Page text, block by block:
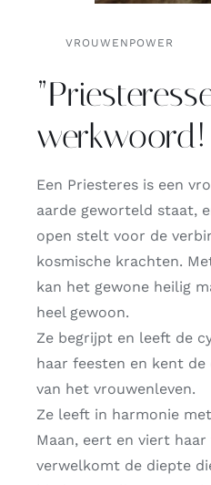
VROUWENPOWER
werkwoord!
Een Priesteres is een
aarde geworteld staat,
open stelt voor de
kosmische krachten.
kan het gewone heilig
heel gewoon.
Ze begrijpt en leeft de
haar feesten en kent de
van het vrouwenleven.
Ze leeft in harmonie
Maan, eert en viert
verwelkomt de diepte